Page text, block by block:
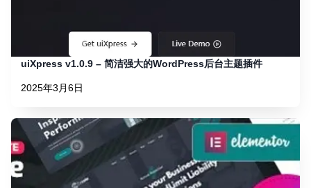
uiXpress v1.0.9 – 简洁强大的WordPress后台主题插件
2025年3月6日